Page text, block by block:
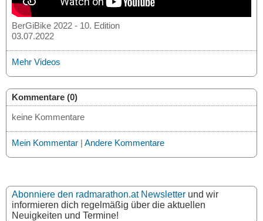
BerGiBike 2022 - 10. Edition
03.07.2022
Mehr Videos
Kommentare (0)
keine Kommentare
Mein Kommentar | Andere Kommentare
Abonniere den radmarathon.at Newsletter und wir
informieren dich regelmäßig über die aktuellen
Neuigkeiten und Termine!